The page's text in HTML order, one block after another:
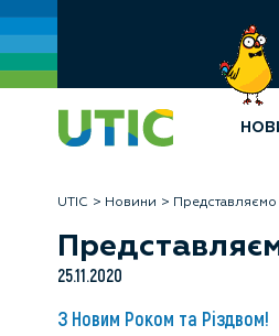
UTIC Новини
25.11.2020
З Новим Роком та Різдвом!